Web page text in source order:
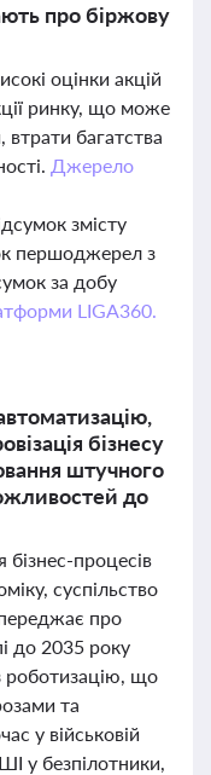
про біржову
оцінки акцій
ринку, що може
втрати багатства
Джерело
змісту
першоджерел з
за добу
LIGA360.
бізнесу
штучного
до
бізнес-процесів
суспільство
про
до 2035 року
роботизацію, що
та
у військовій
у безпілотники,